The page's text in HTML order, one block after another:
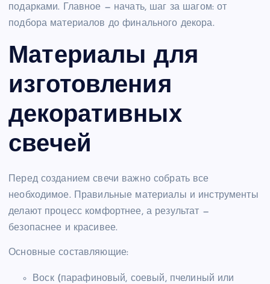
подарками. Главное — начать, шаг за шагом: от
подбора материалов до финального декора.
Материалы для
изготовления
декоративных
свечей
Перед созданием свечи важно собрать все
необходимое. Правильные материалы и инструменты
делают процесс комфортнее, а результат —
безопаснее и красивее.
Основные составляющие:
Воск (парафиновый, соевый, пчелиный или